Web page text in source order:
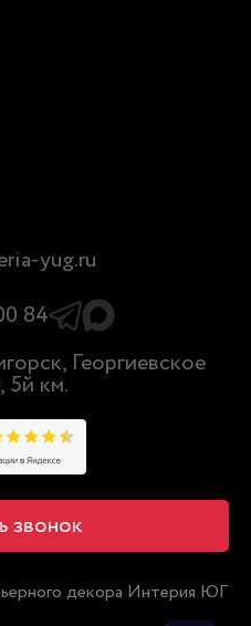
yug.ru
84
Георгиевское
5й км.
звонок
декора Интерия ЮГ